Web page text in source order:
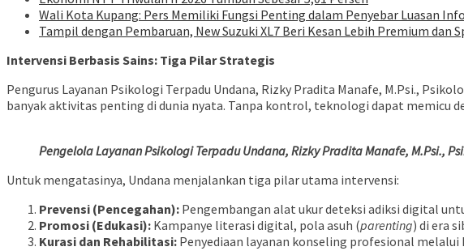
Wali Kota Kupang: Pers Memiliki Fungsi Penting dalam Penyebar Luasan
Tampil dengan Pembaruan, New Suzuki XL7 Beri Kesan Lebih Premium dan
Intervensi Berbasis Sains: Tiga Pilar Strategis
Pengurus Layanan Psikologi Terpadu Undana, Rizky Pradita Manafe, M.Psi.,
banyak aktivitas penting di dunia nyata. Tanpa kontrol, teknologi dapat memicu
Pengelola Layanan Psikologi Terpadu Undana, Rizky Pradita Manafe, M.Psi.,
Untuk mengatasinya, Undana menjalankan tiga pilar utama intervensi:
Prevensi (Pencegahan): Pengembangan alat ukur deteksi adiksi digital
Promosi (Edukasi): Kampanye literasi digital, pola asuh (parenting) di era
Kurasi dan Rehabilitasi: Penyediaan layanan konseling profesional